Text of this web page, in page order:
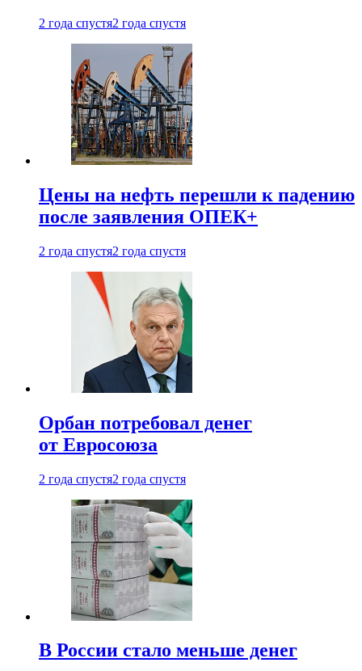
2 года спустя2 года спустя
Цены на нефть перешли к падению
после заявления ОПЕК+
2 года спустя2 года спустя
Орбан потребовал денег
от Евросоюза
2 года спустя2 года спустя
В России стало меньше денег